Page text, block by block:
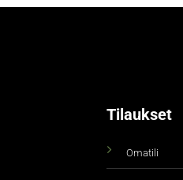
Tilaukset
Omatili